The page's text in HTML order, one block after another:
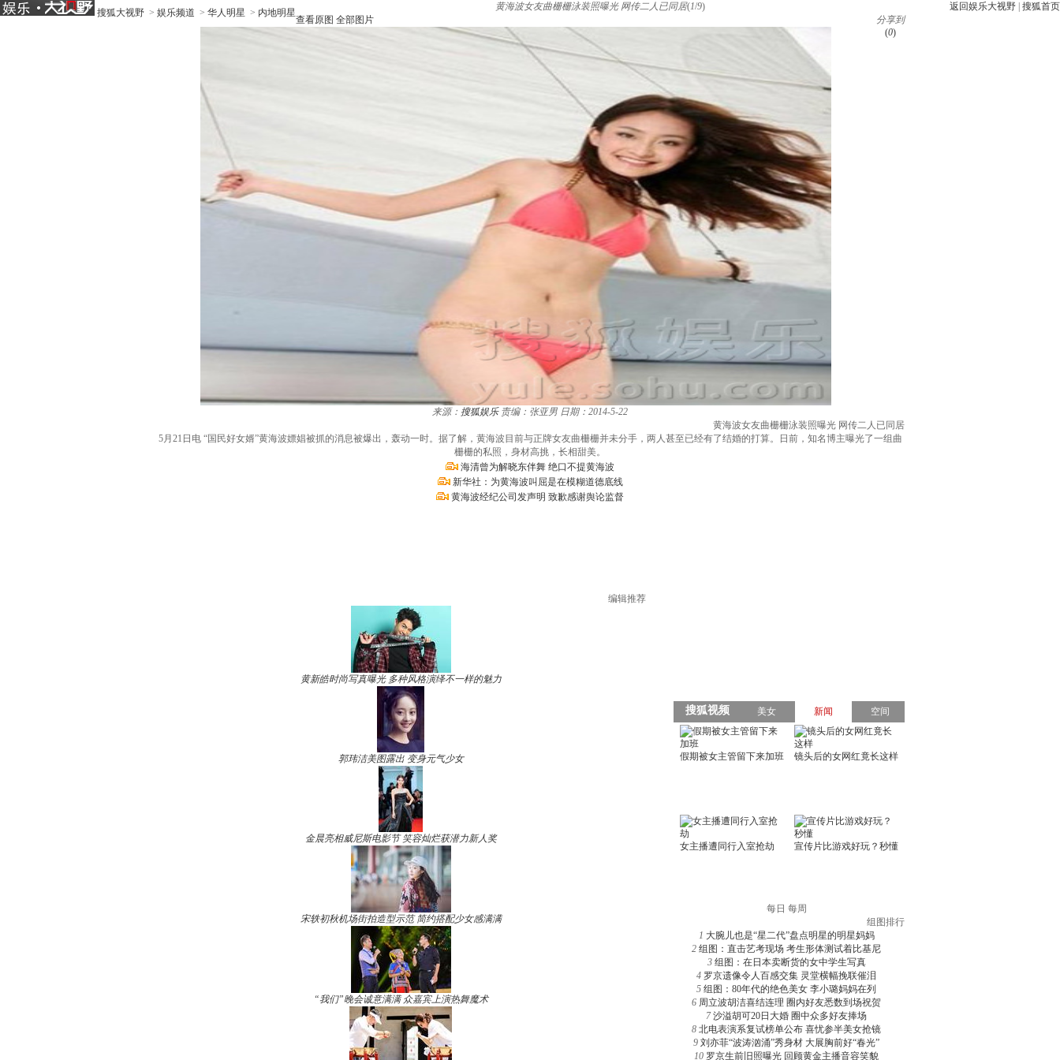
搜狐大视野 > 娱乐频道 > 华人明星 > 内地明星
返回娱乐大视野 搜狐首页
黄海波女友曲栅栅泳装照曝光 网传二人已同居(1/9)
查看原图 全部图片
分享到
(0)
来源： 搜狐娱乐 责编：张亚男 日期：2014-5-22
黄海波女友曲栅栅泳装照曝光 网传二人已同居
5月21日电 “国民好女婿”黄海波嫖娼被抓的消息被爆出，轰动一时。据了解，黄海波目前与正牌女友曲栅栅并未分手，两人甚至已经有了结婚的打算。日前，知名博主曝光了一组曲
栅栅的私照，身材高挑，长相甜美。
海清曾为解晓东伴舞 绝口不提黄海波
新华社：为黄海波叫屈是在模糊道德底线
黄海波经纪公司发声明 致歉感谢舆论监督
编辑推荐
黄新皓时尚写真曝光 多种风格演绎不一样的魅力
郭玮洁美图露出 变身元气少女
金晨亮相威尼斯电影节 笑容灿烂获潜力新人奖
宋轶初秋机场街拍造型示范 简约搭配少女感满满
“我们”晚会诚意满满 众嘉宾上演热舞魔术
每日 每周
组图排行
1 大腕儿也是“星二代”盘点明星的明星妈妈
2 组图：直击艺考现场 考生形体测试着比基尼
3 组图：在日本卖断货的女中学生写真
4 罗京遗像令人百感交集 灵堂横幅挽联催泪
5 组图：80年代的绝色美女 李小璐妈妈在列
6 周立波胡洁喜结连理 圈内好友悉数到场祝贺
7 沙溢胡可20日大婚 圈中众多好友捧场
8 北电表演系复试榜单公布 喜忧参半美女抢镜
9 刘亦菲“波涛汹涌”秀身材 大展胸前好“春光”
10 罗京生前旧照曝光 回顾黄金主播音容笑貌